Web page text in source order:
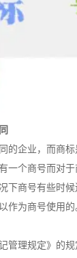
企业，而商标
一个商号而对
下商号有些时
作为商号使用的
理规定》的规